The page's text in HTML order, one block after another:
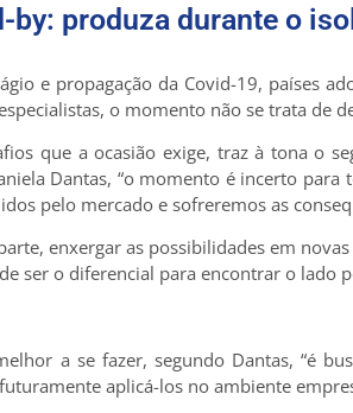
by: produza durante o
e propagação da Covid-19, países
o momento não se trata de
que a ocasião exige, traz à tona o
Dantas, “o momento é incerto
pelo mercado e sofreremos as
enxergar as possibilidades em
ser o diferencial para encontrar o lado
a se fazer, segundo Dantas, “é
aplicá-los no ambiente